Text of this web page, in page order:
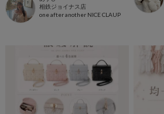
相鉄ジョイナス店
one after another NICE CLAUP